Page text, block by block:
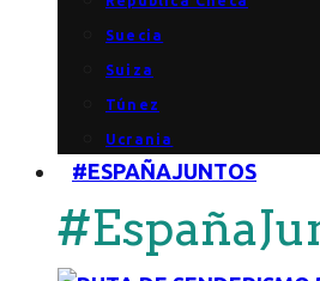
Suecia
Suiza
Túnez
Ucrania
#ESPAÑAJUNTOS